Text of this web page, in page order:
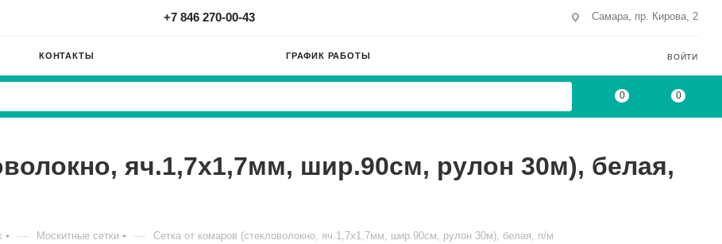
+7 846 270-00-43 Самара, пр. Кирова, 2
КОНТАКТЫ ГРАФИК РАБОТЫ ВОЙТИ
0 0
яч.1,7х1,7мм, шир.90см, рулон 30м), белая,
— Москитные сетки — Сетка от комаров (стекловолокно, яч.1,7х1,7мм, шир.90см, рулон 30м), белая, п/м